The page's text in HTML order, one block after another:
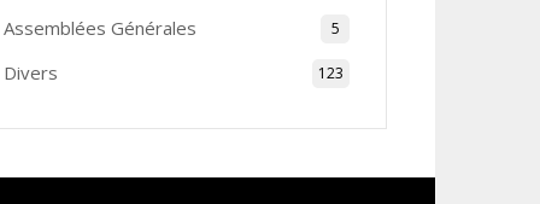
Assemblées Générales 5
Divers 123